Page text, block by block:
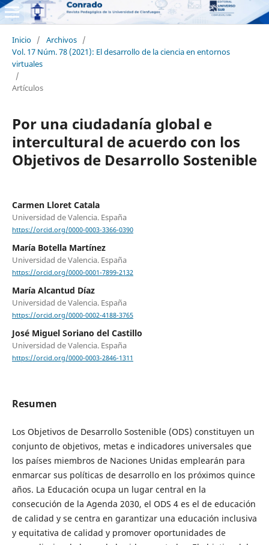
Inicio / Archivos /
Vol. 17 Núm. 78 (2021): El desarrollo de la ciencia en entornos
virtuales
/
Artículos
Por una ciudadanía global e
intercultural de acuerdo con los
Objetivos de Desarrollo Sostenible
Carmen Lloret Catala
Universidad de Valencia. España
https://orcid.org/0000-0003-3366-0390
María Botella Martínez
Universidad de Valencia. España
https://orcid.org/0000-0001-7899-2132
María Alcantud Díaz
Universidad de Valencia. España
https://orcid.org/0000-0002-4188-3765
José Miguel Soriano del Castillo
Universidad de Valencia. España
https://orcid.org/0000-0003-2846-1311
Resumen
Los Objetivos de Desarrollo Sostenible (ODS) constituyen un
conjunto de objetivos, metas e indicadores universales que
los países miembros de Naciones Unidas emplearán para
enmarcar sus políticas de desarrollo en los próximos quince
años. La Educación ocupa un lugar central en la
consecución de la Agenda 2030, el ODS 4 es el de educación
de calidad y se centra en garantizar una educación inclusiva
y equitativa de calidad y promover oportunidades de